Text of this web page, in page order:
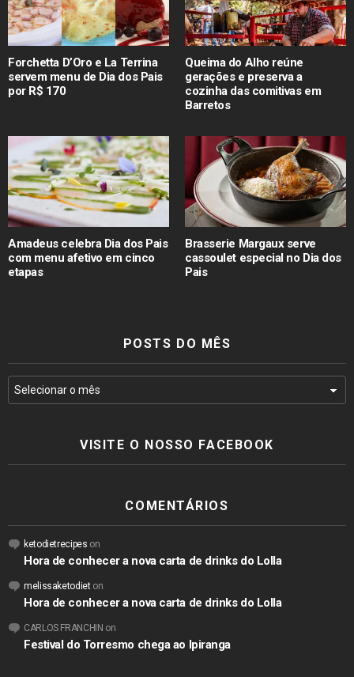
Forchetta D’Oro e La Terrina
servem menu de Dia dos Pais
por R$ 170
Queima do Alho reúne
gerações e preserva a
cozinha das comitivas em
Barretos
Amadeus celebra Dia dos Pais
com menu afetivo em cinco
etapas
Brasserie Margaux serve
cassoulet especial no Dia dos
Pais
POSTS DO MÊS
VISITE O NOSSO FACEBOOK
COMENTÁRIOS
ketodietrecipes on
Hora de conhecer a nova carta de drinks do Lolla
melissaketodieton
Hora de conhecer a nova carta de drinks do Lolla
CARLOS FRANCHIN on
Festival do Torresmo chega ao Ipiranga